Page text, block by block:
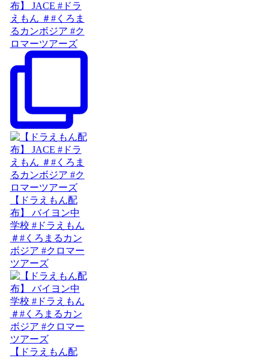
布】 JACE #ドラ
えもん ＃#くろま
るカンボジア #ク
ロマーツアーズ
【ドラえもん配
布】 バイヨン中
学校 #ドラえもん
＃#くろまるカン
ボジア #クロマー
ツアーズ
【ドラえもん配